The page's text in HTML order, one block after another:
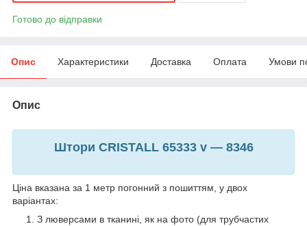
Готово до відправки
Опис Характеристики Доставка Оплата Умови
Опис
Штори CRISTALL 65333 v — 8346
Ціна вказана за 1 метр погонний з пошиттям, у двох
варіантах:
З люверсами в тканині, як на фото (для трубчастих